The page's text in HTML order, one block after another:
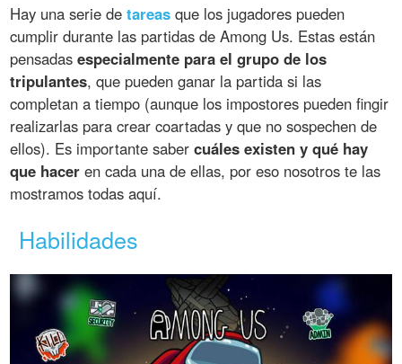
Hay una serie detareas que los jugadores pueden
cumplir durante las partidas de Among Us. Estas están
pensadasespecialmente para el grupo de los
tripulantes, que pueden ganar la partida si las
completan a tiempo (aunque los impostores pueden fingir
realizarlas para crear coartadas y que no sospechen de
ellos). Es importante sabercuáles existen y qué hay
que hacer en cada una de ellas, por eso nosotros te las
mostramos todas aquí.
Habilidades